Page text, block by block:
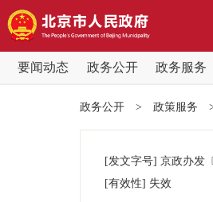
要闻动态 政务公开 政务服务
党中央精神
政务公开 > 政策服务
[发文字号] 京政办发
[有效性] 失效